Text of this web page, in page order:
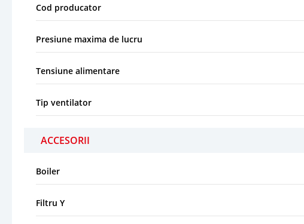
Cod producator
Presiune maxima de lucru
Tensiune alimentare
Tip ventilator
ACCESORII
Boiler
Filtru Y